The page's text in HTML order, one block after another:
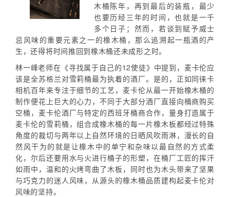
木桶陈年，再到最后的装瓶，最少
也要历经三年的时间，也就是一千
多个日子；然而，若谈到赋予威士
忌风味的重要元素之一的橡木桶，那么追溯起一瓶酒的产
生，还得将时间推回到橡木桶还未成形之时。
林一峰老师在《寻找属于自己的12使徒》中提到，麦卡伦应
该是全苏格兰对雪莉桶最为执着的酒厂。是的，正如同徕卡
相机百年来专注于细节的工艺，麦卡伦从最一开始橡木桶的
制作便花上巨大的心力，不同于大部分酒厂直接向桶商购买
空桶，麦卡伦酒厂与特定的西班牙桶商合作，量身打造属于
麦卡伦的雪莉桶，组合成橡木桶的每一片橡木板都经过特殊
角度的裁切与两年以上自然环境的日晒风吹雨淋，漫长的自
然风干为的就是让橡木中的单宁和杂味以最自然的方式柔
化，尔后还要用水与火进行桶子的形塑，在桶厂工匠的挥汗
如雨中，温和的火烤弯曲了木板，同时也为木头带来了坚果
与巧克力的迷人风味，从源头的橡木桶品质建构起麦卡伦对
风味的坚持。